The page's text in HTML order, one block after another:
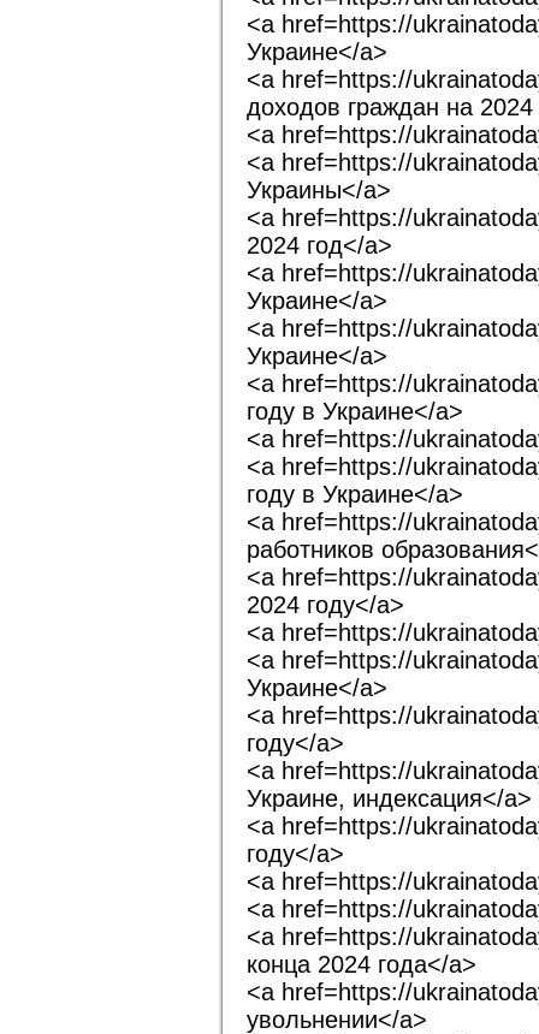
<a href=https://
Украине</a>
<a href=https://
доходов граждан на 2024
<a href=https://
<a href=https://
Украины</a>
<a href=https://
2024 год</a>
<a href=https://
Украине</a>
<a href=https://
Украине</a>
<a href=https://
году в Украине</a>
<a href=https://
<a href=https://
году в Украине</a>
<a href=https://
работников
<a href=https://
2024 году</a>
<a href=https://
<a href=https://
Украине</a>
<a href=https://
году</a>
<a href=https://
Украине, индексация</a>
<a href=https://
году</a>
<a href=https://
<a href=https://
<a href=https://
конца 2024 года</a>
<a href=https://
увольнении</a>